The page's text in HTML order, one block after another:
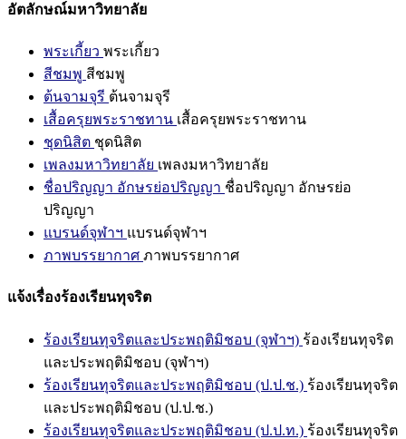
อัตลักษณ์มหาวิทยาลัย
พระเกี้ยว พระเกี้ยว
สีชมพู สีชมพู
ต้นจามจุรี ต้นจามจุรี
เสื้อครุยพระราชทาน เสื้อครุยพระราชทาน
ชุดนิสิต ชุดนิสิต
เพลงมหาวิทยาลัย เพลงมหาวิทยาลัย
ชื่อปริญญา อักษรย่อปริญญา ชื่อปริญญา อักษรย่อ
ปริญญา
แบรนด์จุฬาฯ แบรนด์จุฬาฯ
ภาพบรรยากาศ ภาพบรรยากาศ
แจ้งเรื่องร้องเรียนทุจริต
ร้องเรียนทุจริตและประพฤติมิชอบ (จุฬาฯ) ร้องเรียนทุจริต
และประพฤติมิชอบ (จุฬาฯ)
ร้องเรียนทุจริตและประพฤติมิชอบ (ป.ป.ช.) ร้องเรียนทุจริต
และประพฤติมิชอบ (ป.ป.ช.)
ร้องเรียนทุจริตและประพฤติมิชอบ (ป.ป.ท.) ร้องเรียนทุจริต